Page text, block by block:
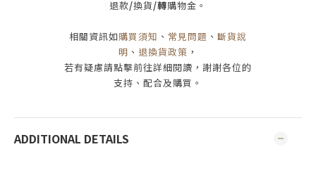
退款/換貨/轉購物金。
相關資訊如購買須知 、 常見問題 、 斷貨說
明 、 退換貨政策 ，
若有疑慮請點擊前往詳細閱讀，謝謝各位的
支持、配合及購買 。
ADDITIONAL DETAILS